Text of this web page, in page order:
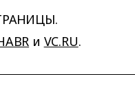
и VC.RU.